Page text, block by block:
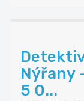
Nýřany
5 0...